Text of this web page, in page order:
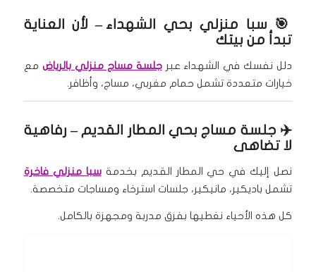
🎯 سبا منزلي بحي الشهداء – لأن العناية
تبدأ من بيتك
دلل نفسك في الشهداء عبرجلسة مساج منزلي بالرياض مع
خيارات متعددة تشمل حمام مغربي، مساج، وأظافر.
✈️ جلسة مساج بحي المطار القديم – رفاهية
لا تضاهى
نصل إليك في حي المطار القديم بخدمةسبا منزلي فاخرة
تشمل باديكير، مانيكير، جلسات استرخاء ومساجات متخصصة.
كل هذه الأحياء نغطيها بفرق مدربة ومجهزة بالكامل.